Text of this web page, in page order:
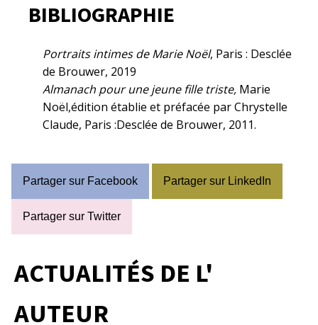
BIBLIOGRAPHIE
Portraits intimes de Marie Noël, Paris : Desclée
de Brouwer, 2019
Almanach pour une jeune fille triste, Marie
Noël,édition établie et préfacée par Chrystelle
Claude, Paris :Desclée de Brouwer, 2011.
Partager sur Facebook Partager sur LinkedIn
Partager sur Twitter
ACTUALITÉS DE L'
AUTEUR